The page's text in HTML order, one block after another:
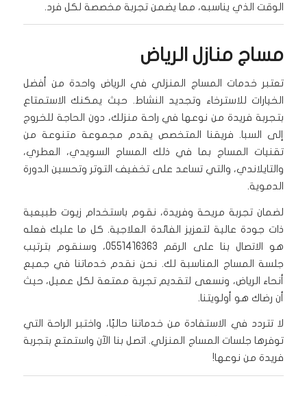
الوقت الذي يناسبه، مما يضمن تجربة مخصصة لكل فرد.
مساج منازل الرياض
تعتبر خدمات المساج المنزلي في الرياض واحدة من أفضل
الخيارات للاسترخاء وتجديد النشاط. حيث يمكنك الاستمتاع
بتجربة فريدة من نوعها في راحة منزلك، دون الحاجة للخروج
إلى السبا. فريقنا المتخصص يقدم مجموعة متنوعة من
تقنيات المساج بما في ذلك المساج السويدي، العطري،
والتايلاندي، والتي تساعد على تخفيف التوتر وتحسين الدورة
الدموية.
لضمان تجربة مريحة وفريدة، نقوم باستخدام زيوت طبيعية
ذات جودة عالية لتعزيز الفائدة العلاجية. كل ما عليك فعله
هو الاتصال بنا على الرقم 0551416363، وسنقوم بترتيب
جلسة المساج المناسبة لك. نحن نقدم خدماتنا في جميع
أنحاء الرياض، ونسعى لتقديم تجربة ممتعة لكل عميل، حيث
أن رضاك هو أولويتنا.
لا تتردد في الاستفادة من خدماتنا حاليًا، واختبر الراحة التي
توفرها جلسات المساج المنزلي. اتصل بنا الآن واستمتع بتجربة
فريدة من نوعها!